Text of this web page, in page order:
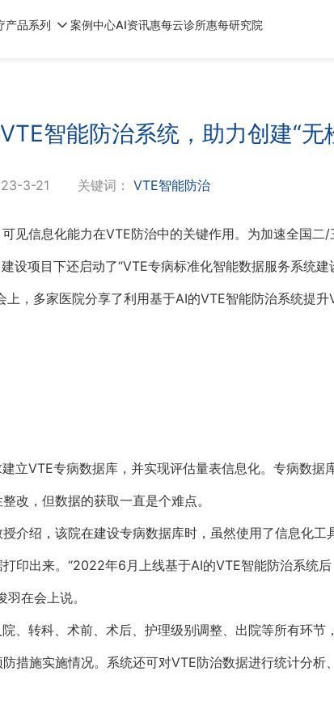
产品系列 案例中心AI资讯惠每云诊所惠每研究院
智能防治系统，助力创建“无
3-21 关键词： VTE智能防治
见信息化能力在VTE防治中的关键作用。为加速全国二
项目下还启动了“VTE专病标准化智能数据服务系统建
，多家医院分享了利用基于AI的VTE智能防治系统提升
立VTE专病数据库，并实现评估量表信息化。专病数据
改，但数据的获取一直是个难点。
介绍，该院在建设专病数据库时，虽然使用了信息化工
印出来。“2022年6月上线基于AI的VTE智能防治系统
在会上说。
、转科、术前、术后、护理级别调整、出院等所有环节
措施实施情况。系统还可对VTE防治数据进行统计分析